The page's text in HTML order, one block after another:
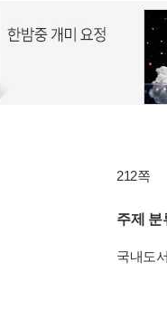
212쪽
주제 분
국내도